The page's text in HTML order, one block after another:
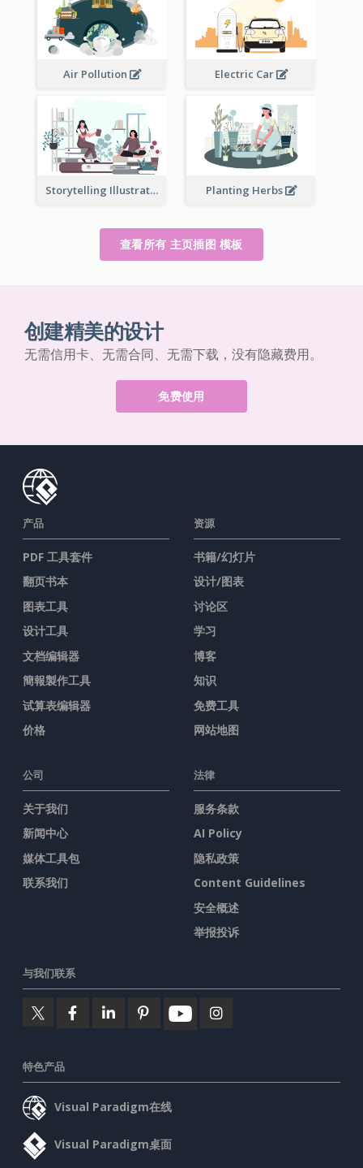
Air Pollution Electric Car
Storytelling Illustration Planting Herbs
查看所有 主页插图 模板
创建精美的设计
无需信用卡、无需合同、无需下载，没有隐藏费用。
免费使用
产品
PDF 工具套件
翻页书本
图表工具
设计工具
文档编辑器
簡報製作工具
试算表编辑器
价格
资源
书籍/幻灯片
设计/图表
讨论区
学习
博客
知识
免费工具
网站地图
公司
关于我们
新闻中心
媒体工具包
联系我们
法律
服务条款
AI Policy
隐私政策
Content Guidelines
安全概述
举报投诉
与我们联系
特色产品
Visual Paradigm在线
Visual Paradigm桌面